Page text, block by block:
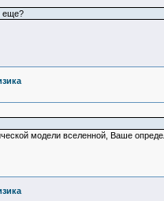
еще?
модели вселенной, Ваше